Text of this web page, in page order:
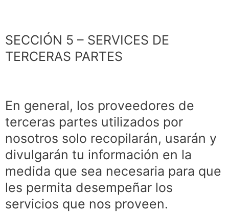
SECCIÓN 5 – SERVICES DE
TERCERAS PARTES
En general, los proveedores de
terceras partes utilizados por
nosotros solo recopilarán, usarán y
divulgarán tu información en la
medida que sea necesaria para que
les permita desempeñar los
servicios que nos proveen.